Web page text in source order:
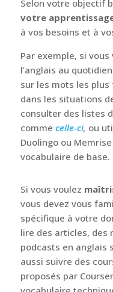
un grand nombre
employer de
Selon votre objectif
votre
à vos besoins et à
Par exemple, si
l’anglais au
consulter des listes
commecelle-ci,ou
Duolingo ou
vocabulaire de base.
vous devez vous